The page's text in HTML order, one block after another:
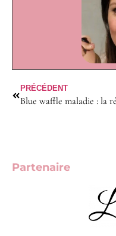
PRÉCÉDENT
Partenaire